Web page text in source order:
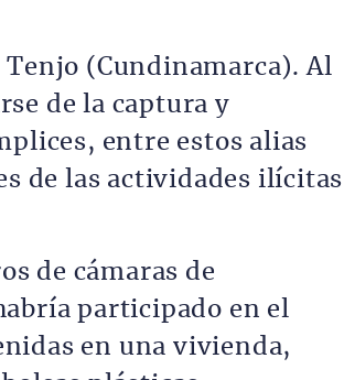
(Cundinamarca). Al
de la captura y
entre estos alias
de las actividades ilícitas
de cámaras de
participado en el
en una vivienda,